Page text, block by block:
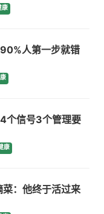
康
人第一步就错
个信号3个管理要
康
：他终于活过来